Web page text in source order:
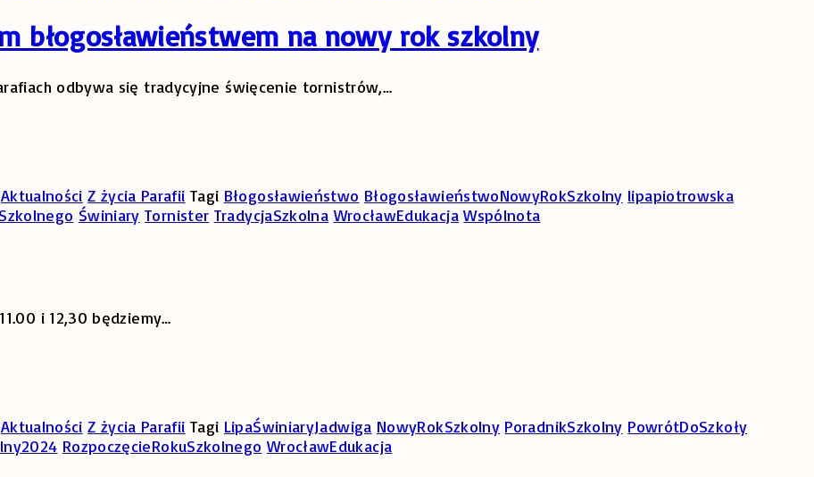
błogosławieństwem na nowy rok szkolny
odbywa się tradycyjne święcenie tornistrów,…
Aktualności Z życia Parafii Tagi Błogosławieństwo BłogosławieństwoNowyRokSzkolny lipapiotrowska
Świniary Tornister TradycjaSzkolna WrocławEdukacja Wspólnota
i 12,30 będziemy…
Aktualności Z życia Parafii Tagi LipaŚwiniaryJadwiga NowyRokSzkolny PoradnikSzkolny PowrótDoSzkoły
RozpoczęcieRokuSzkolnego WrocławEdukacja